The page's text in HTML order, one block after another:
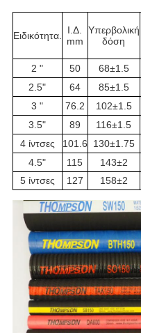
Ειδικότητα.
Ι.Δ.
mm
Υπερβολική
δόση
2 " 50 68±1.5
2.5"
64 85±1.5
3 "
76.2 102±1.5
3.5"
89 116±1.5
4 ίντσες
101.6 130±1.75
4.5"
115 143±2
5 ίντσες
127 158±2